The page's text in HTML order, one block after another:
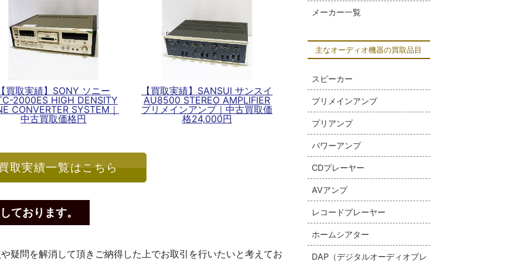
買取実績】SONY ソニー
2000ES HIGH DENSITY
CONVERTER SYSTEM｜
中古買取価格円
【買取実績】SANSUI サンスイ
AU8500 STEREO AMPLIFIER
プリメインアンプ｜中古買取価
格24,000円
取実績一覧はこちら
ております。
疑問を解消して頂きご納得した上でお取引を行いたいと考えてお
メーカー一覧
主なオーディオ機器の買取品目
スピーカー
プリメインアンプ
プリアンプ
パワーアンプ
CDプレーヤー
AVアンプ
レコードプレーヤー
ホームシアター
DAP（デジタルオーディオプレ